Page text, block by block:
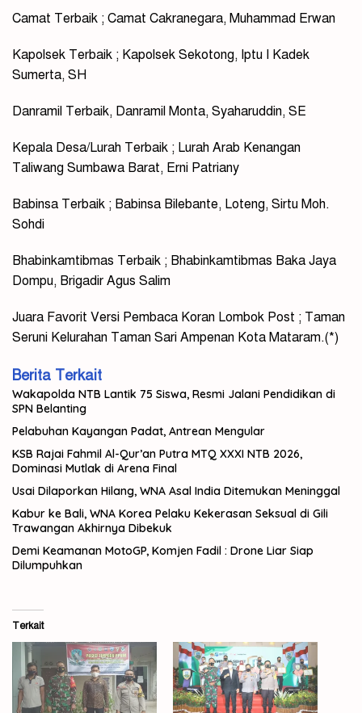
Camat Terbaik ; Camat Cakranegara, Muhammad Erwan
Kapolsek Terbaik ; Kapolsek Sekotong, Iptu I Kadek
Sumerta, SH
Danramil Terbaik, Danramil Monta, Syaharuddin, SE
Kepala Desa/Lurah Terbaik ; Lurah Arab Kenangan
Taliwang Sumbawa Barat, Erni Patriany
Babinsa Terbaik ; Babinsa Bilebante, Loteng, Sirtu Moh.
Sohdi
Bhabinkamtibmas Terbaik ; Bhabinkamtibmas Baka Jaya
Dompu, Brigadir Agus Salim
Juara Favorit Versi Pembaca Koran Lombok Post ; Taman
Seruni Kelurahan Taman Sari Ampenan Kota Mataram.(*)
Berita Terkait
Wakapolda NTB Lantik 75 Siswa, Resmi Jalani Pendidikan di
SPN Belanting
Pelabuhan Kayangan Padat, Antrean Mengular
KSB Rajai Fahmil Al-Qur’an Putra MTQ XXXI NTB 2026,
Dominasi Mutlak di Arena Final
Usai Dilaporkan Hilang, WNA Asal India Ditemukan Meninggal
Kabur ke Bali, WNA Korea Pelaku Kekerasan Seksual di Gili
Trawangan Akhirnya Dibekuk
Demi Keamanan MotoGP, Komjen Fadil : Drone Liar Siap
Dilumpuhkan
Terkait